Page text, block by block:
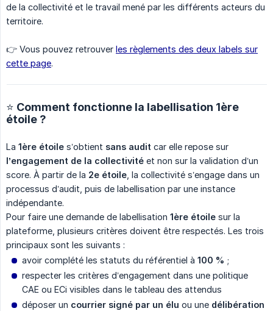
de la collectivité et le travail mené par les différents acteurs du
territoire.
👉 Vous pouvez retrouver les règlements des deux labels sur
cette page.
⭐️ Comment fonctionne la labellisation 1ère
étoile ?
La 1ère étoile s’obtient sans audit car elle repose sur
l’engagement de la collectivité et non sur la validation d’un
score. À partir de la 2e étoile , la collectivité s’engage dans un
processus d’audit, puis de labellisation par une instance
indépendante.
Pour faire une demande de labellisation 1ère étoile sur la
plateforme, plusieurs critères doivent être respectés. Les trois
principaux sont les suivants :
avoir complété les statuts du référentiel à 100 % ;
respecter les critères d’engagement dans une politique
CAE ou ECi visibles dans le tableau des attendus
déposer un courrier signé par un élu ou une délibération